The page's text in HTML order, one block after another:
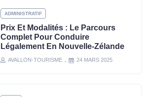
ADMINISTRATIF
Prix Et Modalités : Le Parcours
Complet Pour Conduire
Légalement En Nouvelle-Zélande
AVALLON-TOURISME 24 MARS 2025